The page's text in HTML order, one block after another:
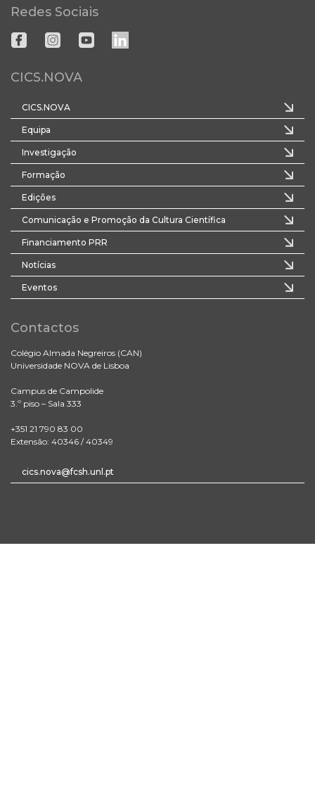
Redes Sociais
CICS.NOVA
CICS.NOVA
Equipa
Investigação
Formação
Edições
Comunicação e Promoção da Cultura Científica
Financiamento PRR
Notícias
Eventos
Contactos
Colégio Almada Negreiros (CAN)
Universidade NOVA de Lisboa
Campus de Campolide
3.º piso – Sala 333
+351 21 790 83 00
Extensão: 40346 / 40349
cics.nova@fcsh.unl.pt